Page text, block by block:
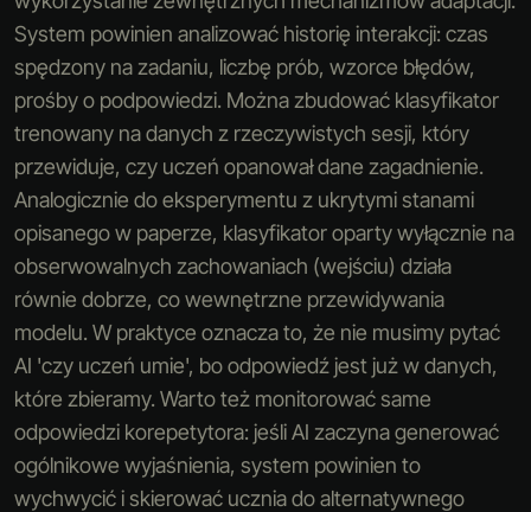
System powinien analizować historię interakcji: czas
spędzony na zadaniu, liczbę prób, wzorce błędów,
prośby o podpowiedzi. Można zbudować klasyfikator
trenowany na danych z rzeczywistych sesji, który
przewiduje, czy uczeń opanował dane zagadnienie.
Analogicznie do eksperymentu z ukrytymi stanami
opisanego w paperze, klasyfikator oparty wyłącznie na
obserwowalnych zachowaniach (wejściu) działa
równie dobrze, co wewnętrzne przewidywania
modelu. W praktyce oznacza to, że nie musimy pytać
AI 'czy uczeń umie', bo odpowiedź jest już w danych,
które zbieramy. Warto też monitorować same
odpowiedzi korepetytora: jeśli AI zaczyna generować
ogólnikowe wyjaśnienia, system powinien to
wychwycić i skierować ucznia do alternatywnego